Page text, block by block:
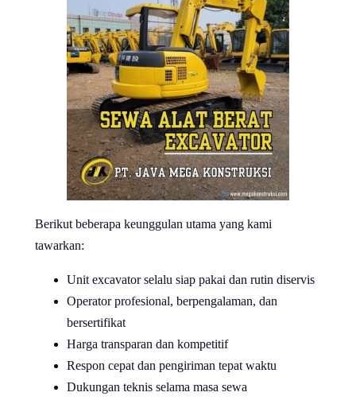
Berikut beberapa keunggulan utama yang kami
tawarkan:
Unit excavator selalu siap pakai dan rutin diservis
Operator profesional, berpengalaman, dan
bersertifikat
Harga transparan dan kompetitif
Respon cepat dan pengiriman tepat waktu
Dukungan teknis selama masa sewa